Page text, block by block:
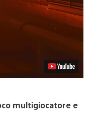
multigiocatore e